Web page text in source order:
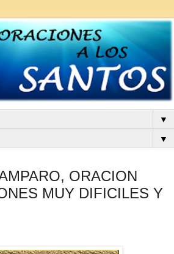
▼
▼
ORACION
MUY DIFICILES Y